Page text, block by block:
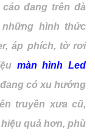
đang trên đà
hình thức
áp phích, tờ rơi
màn hình Led
có xu hướng
truyền xưa cũ,
quả hơn, phù